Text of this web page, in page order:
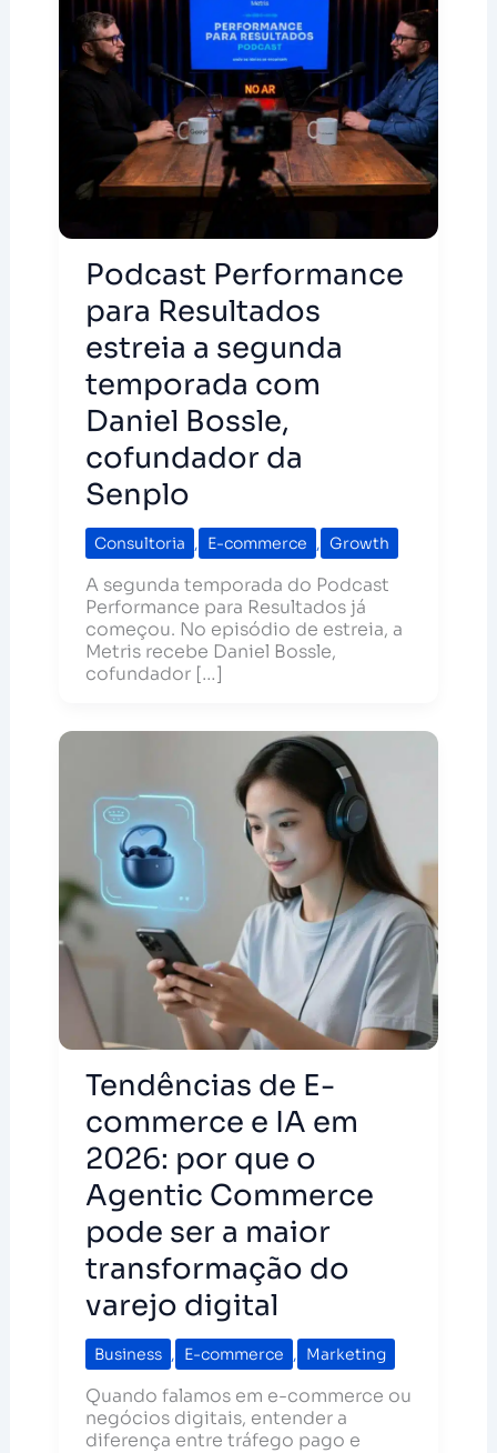
Podcast Performance
para Resultados
estreia a segunda
temporada com
Daniel Bossle,
cofundador da
Senplo
Consultoria , E-commerce , Growth
A segunda temporada do Podcast
Performance para Resultados já
começou. No episódio de estreia, a
Metris recebe Daniel Bossle,
cofundador […]
Tendências de E-
commerce e IA em
2026: por que o
Agentic Commerce
pode ser a maior
transformação do
varejo digital
Business , E-commerce , Marketing
Quando falamos em e-commerce ou
negócios digitais, entender a
diferença entre tráfego pago e